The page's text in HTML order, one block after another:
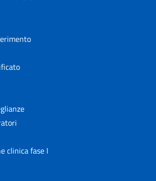
clinica fase I